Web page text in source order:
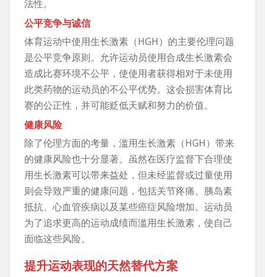
法性。
公平竞争与诚信
体育运动中使用生长激素（HGH）的主要伦理问题
是公平竞争原则。允许运动员使用合成生长激素会
造成比赛环境不公平，使使用者获得相对于未使用
此类药物的运动员的不公平优势。这会损害体育比
赛的公正性，并可能贬低天赋和努力的价值。
健康风险
除了伦理方面的考量，滥用生长激素（HGH）带来
的健康风险也十分显著。虽然在医疗监督下合理使
用生长激素可以带来益处，但未经监督或过量使用
则会导致严重的健康问题，包括关节疼痛、胰岛素
抵抗、心血管疾病以及某些癌症风险增加。运动员
为了追求更高的运动成绩而滥用生长激素，使自己
面临这些风险。
提升运动表现的天然替代方案